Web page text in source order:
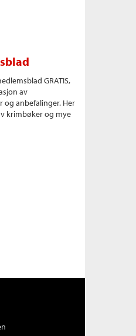
GRATIS,
av
anbefalinger. Her
krimbøker og mye